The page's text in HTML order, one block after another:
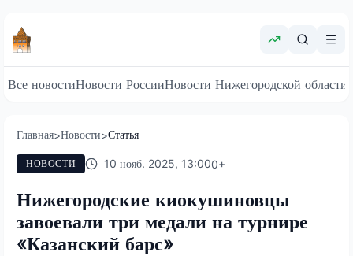
Все новостиНовости РоссииНовости Нижегородской области
Главная>Новости>Статья
НОВОСТИ 10 нояб. 2025, 13:000+
Нижегородские киокушиновцы
завоевали три медали на турнире
«Казанский барс»